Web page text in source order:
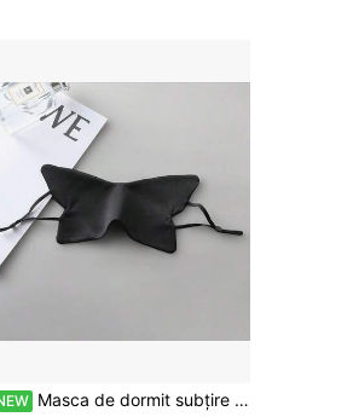
Masca de dormit subțire cu design fluture, mască de ochi ușoară și respirabilă, mască de ochi din mătase artificială răcoritoare și opacă la lumină, bandă elastică reglabilă cu cârlige pentru urechi, mască de ochi prietenoasă cu pielea și confortabilă, mătăsoasă și ușoară, fără presiune pe ochi, potrivită pentru somn nocturn, lipsă de somn, birou, acasă, călătorii, distanțe lungi, siestă la școală, yoga, meditație, somn nocturn fără deranjamente, mască de ochi confortabilă, cadou practic pentru cupluri